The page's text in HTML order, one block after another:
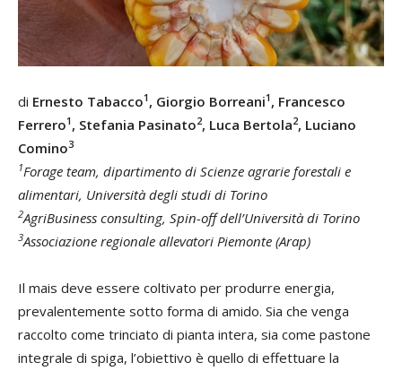
di Ernesto Tabacco1 , Giorgio Borreani1 , Francesco
Ferrero1 , Stefania Pasinato2, Luca Bertola2, Luciano
Comino3
1Forage team, dipartimento di Scienze agrarie forestali e
alimentari, Università degli studi di Torino
2AgriBusiness consulting, Spin-off dell’Università di Torino
3Associazione regionale allevatori Piemonte (Arap)
Il mais deve essere coltivato per produrre energia,
prevalentemente sotto forma di amido. Sia che venga
raccolto come trinciato di pianta intera, sia come pastone
integrale di spiga, l’obiettivo è quello di effettuare la